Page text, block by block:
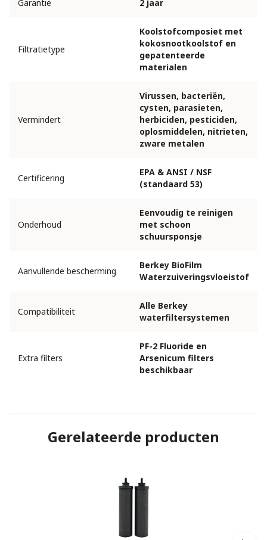
Garantie 2 jaar
Filtratietype
Koolstofcomposiet met
kokosnootkoolstof en
gepatenteerde
materialen
Vermindert
Virussen, bacteriën,
cysten, parasieten,
herbiciden, pesticiden,
oplosmiddelen, nitrieten,
zware metalen
Certificering
EPA & ANSI / NSF
(standaard 53)
Onderhoud
Eenvoudig te reinigen
met schoon
schuursponsje
Aanvullende bescherming
Berkey BioFilm
Waterzuiveringsvloeistof
Compatibiliteit
Alle Berkey
waterfiltersystemen
Extra filters
PF-2 Fluoride en
Arsenicum filters
beschikbaar
Gerelateerde producten